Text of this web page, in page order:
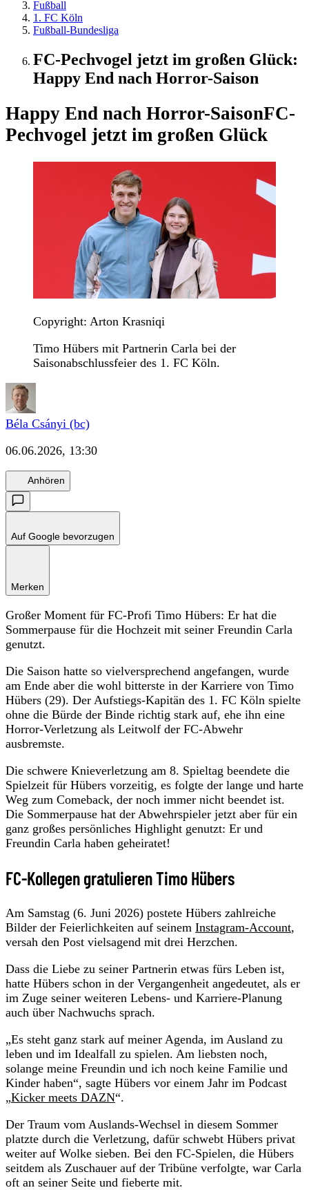
Fußball
1. FC Köln
Fußball-Bundesliga
FC-Pechvogel jetzt im großen Glück:
Happy End nach Horror-Saison
Happy End nach Horror-SaisonFC-
Pechvogel jetzt im großen Glück
Copyright: Arton Krasniqi
Timo Hübers mit Partnerin Carla bei der
Saisonabschlussfeier des 1. FC Köln.
Béla Csányi (bc)
06.06.2026, 13:30
Anhören
Auf Google bevorzugen
Merken
Großer Moment für FC-Profi Timo Hübers: Er hat die
Sommerpause für die Hochzeit mit seiner Freundin Carla
genutzt.
Die Saison hatte so vielversprechend angefangen, wurde
am Ende aber die wohl bitterste in der Karriere von Timo
Hübers (29). Der Aufstiegs-Kapitän des 1. FC Köln spielte
ohne die Bürde der Binde richtig stark auf, ehe ihn eine
Horror-Verletzung als Leitwolf der FC-Abwehr
ausbremste.
Die schwere Knieverletzung am 8. Spieltag beendete die
Spielzeit für Hübers vorzeitig, es folgte der lange und harte
Weg zum Comeback, der noch immer nicht beendet ist.
Die Sommerpause hat der Abwehrspieler jetzt aber für ein
ganz großes persönliches Highlight genutzt: Er und
Freundin Carla haben geheiratet!
FC-Kollegen gratulieren Timo Hübers
Am Samstag (6. Juni 2026) postete Hübers zahlreiche
Bilder der Feierlichkeiten auf seinem Instagram-Account,
versah den Post vielsagend mit drei Herzchen.
Dass die Liebe zu seiner Partnerin etwas fürs Leben ist,
hatte Hübers schon in der Vergangenheit angedeutet, als er
im Zuge seiner weiteren Lebens- und Karriere-Planung
auch über Nachwuchs sprach.
„Es steht ganz stark auf meiner Agenda, im Ausland zu
leben und im Idealfall zu spielen. Am liebsten noch,
solange meine Freundin und ich noch keine Familie und
Kinder haben“, sagte Hübers vor einem Jahr im Podcast
„Kicker meets DAZN“.
Der Traum vom Auslands-Wechsel in diesem Sommer
platzte durch die Verletzung, dafür schwebt Hübers privat
weiter auf Wolke sieben. Bei den FC-Spielen, die Hübers
seitdem als Zuschauer auf der Tribüne verfolgte, war Carla
oft an seiner Seite und fieberte mit.